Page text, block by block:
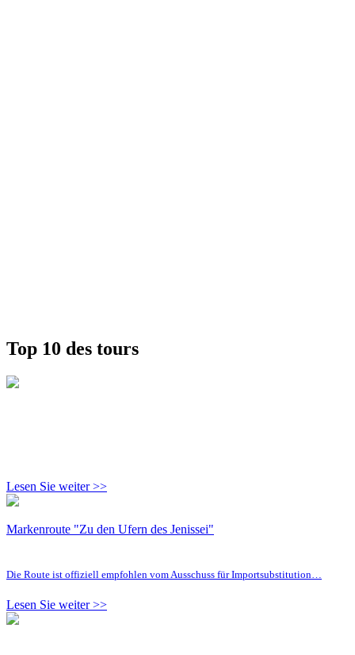
Top 10 des tours
Lesen Sie weiter >>
Markenroute "Zu den Ufern des Jenissei"
Die Route ist offiziell empfohlen vom Ausschuss für Importsubstitution…
Lesen Sie weiter >>